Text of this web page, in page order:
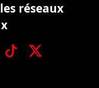
réseaux